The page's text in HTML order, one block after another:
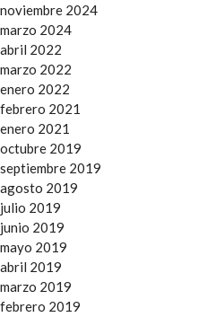
noviembre 2024
marzo 2024
abril 2022
marzo 2022
enero 2022
febrero 2021
enero 2021
octubre 2019
septiembre 2019
agosto 2019
julio 2019
junio 2019
mayo 2019
abril 2019
marzo 2019
febrero 2019